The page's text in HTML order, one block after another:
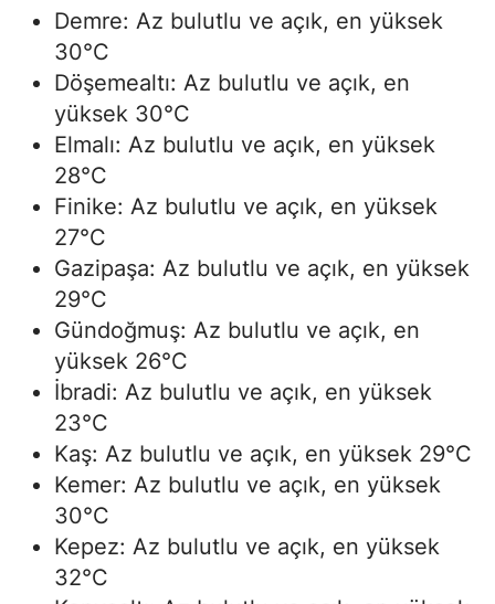
Demre: Az bulutlu ve açık, en yüksek
30°C
Döşemealtı: Az bulutlu ve açık, en
yüksek 30°C
Elmalı: Az bulutlu ve açık, en yüksek
28°C
Finike: Az bulutlu ve açık, en yüksek
27°C
Gazipaşa: Az bulutlu ve açık, en yüksek
29°C
Gündoğmuş: Az bulutlu ve açık, en
yüksek 26°C
İbradi: Az bulutlu ve açık, en yüksek
23°C
Kaş: Az bulutlu ve açık, en yüksek 29°C
Kemer: Az bulutlu ve açık, en yüksek
30°C
Kepez: Az bulutlu ve açık, en yüksek
32°C